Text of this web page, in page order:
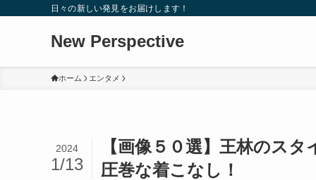
日々の新しい発見をお届けします！
New Perspective
ホーム エンタメ
【画像５０選】王林のス
圧巻な着こなし！
2024
1/13